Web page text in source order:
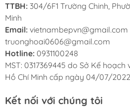
riêng, cần sử dụng đúng
kệ đựng dao thớt.
Máy khoan cầm tay sử
và vị trí cố định
Thước kẻ chuyên dụng
TTBH: 304/6F1 Trường Chinh,
Minh
Email: vietnambepvn@gmail.com
truonghoai0606@gmail.com
Hotline: 0931100248
MST: 0317369445 do Sở Kế
Hồ Chí Minh cấp ngày 04/07/2022
Kết nối với chúng tôi